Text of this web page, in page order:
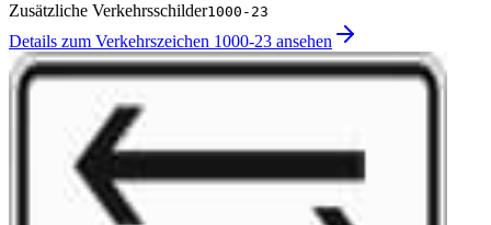
Zusätzliche Verkehrsschilder1000-23
Details zum Verkehrszeichen 1000-23 ansehen